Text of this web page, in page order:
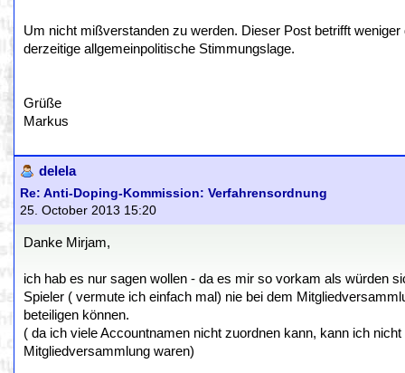
Um nicht mißverstanden zu werden. Dieser Post betrifft
derzeitige allgemeinpolitische Stimmungslage.
Grüße
Markus
delela
Re: Anti-Doping-Kommission: Verfahrensordnung
25. October 2013 15:20
Danke Mirjam,
ich hab es nur sagen wollen - da es mir so vorkam als würden
Spieler ( vermute ich einfach mal) nie bei dem
beteiligen können.
( da ich viele Accountnamen nicht zuordnen kann, kann ich
Mitgliedversammlung waren)